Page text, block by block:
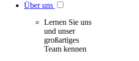
Über uns
Lernen Sie uns
und unser
großartiges
Team kennen